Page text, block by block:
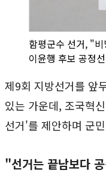
함평군수 선거, "
이윤행 후보 공정
제9회 지방선거를 앞
있는 가운데, 조국혁
선거'를 제안하며 군
"선거는 끝남보다